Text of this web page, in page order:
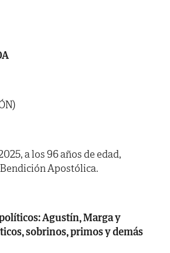
a los 96 años de edad,
Apostólica.
Agustín, Marga y
sobrinos, primos y demás